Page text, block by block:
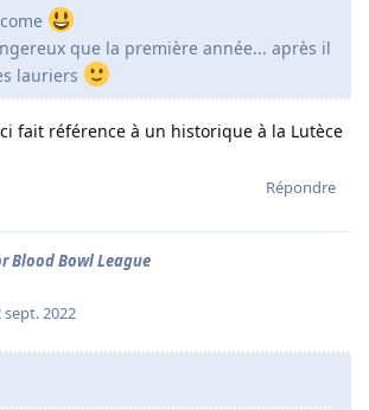
que la première année... après il
lauriers
fait référence à un historique à la Lutèce
Répondre
Blood Bowl League
sept. 2022